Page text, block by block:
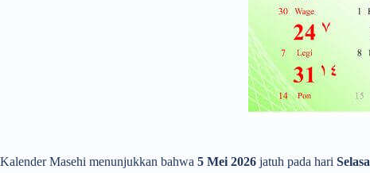
Kalender Masehi menunjukkan bahwa 5 Mei 2026 jatuh pada hari Selasa